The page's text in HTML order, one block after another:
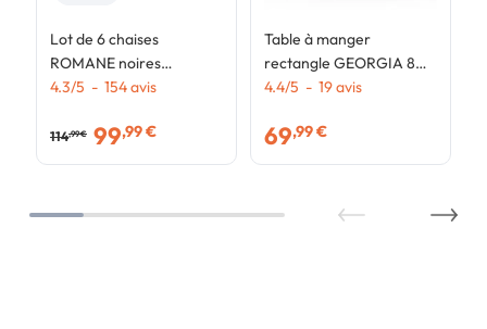
Lot de 6 chaises
ROMANE noires
bandeau blanc pour salle
4.3/5 - 154avis
114,99 € 99,99 €
Table à manger
rectangle GEORGIA 8
personnes blanche et
4.4/5 - 19avis
69,99 €